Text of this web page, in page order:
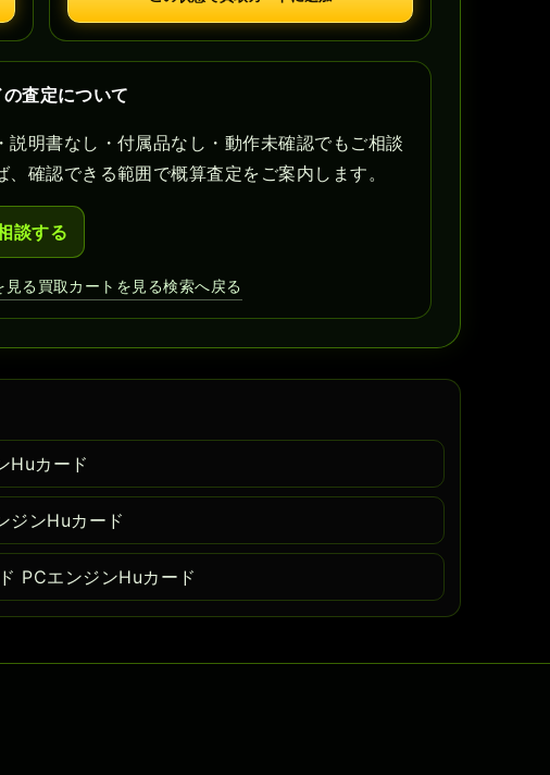
査定について
明書なし・付属品なし・動作未確認でもご相談
確認できる範囲で概算査定をご案内します。
談する
見る買取カートを見る検索へ戻る
Huカード
ジンHuカード
PCエンジンHuカード